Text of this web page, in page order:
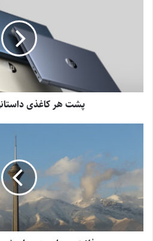
پشت هر کاغذی